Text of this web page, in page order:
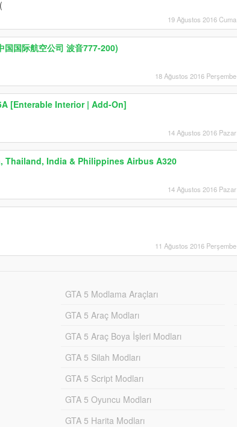
19 Ağustos 2016 Cuma
国际航空公司 波音777-200)
18 Ağustos 2016 Perşembe
[Enterable Interior | Add-On]
14 Ağustos 2016 Pazar
Thailand, India & Philippines Airbus A320
14 Ağustos 2016 Pazar
11 Ağustos 2016 Perşembe
GTA 5 Modlama Araçları
GTA 5 Araç Modları
GTA 5 Araç Boya İşleri Modları
GTA 5 Silah Modları
GTA 5 Script Modları
GTA 5 Oyuncu Modları
GTA 5 Harita Modları